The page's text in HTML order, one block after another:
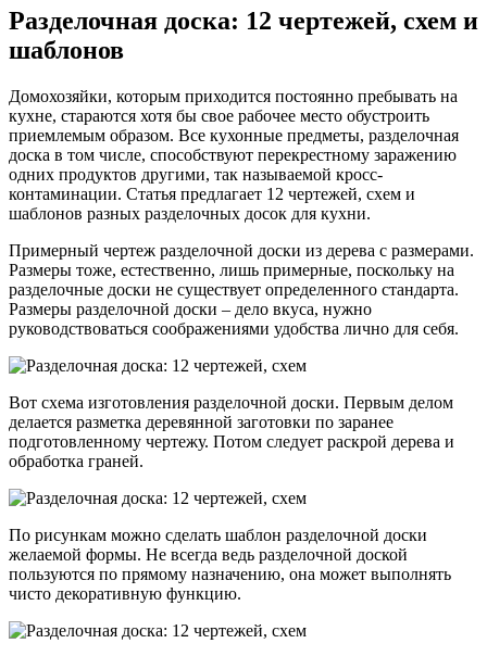
Разделочная доска: 12 чертежей, схем и
шаблонов
Домохозяйки, которым приходится постоянно пребывать на
кухне, стараются хотя бы свое рабочее место обустроить
приемлемым образом. Все кухонные предметы, разделочная
доска в том числе, способствуют перекрестному заражению
одних продуктов другими, так называемой кросс-
контаминации. Статья предлагает 12 чертежей, схем и
шаблонов разных разделочных досок для кухни.
Примерный чертеж разделочной доски из дерева с размерами.
Размеры тоже, естественно, лишь примерные, поскольку на
разделочные доски не существует определенного стандарта.
Размеры разделочной доски – дело вкуса, нужно
руководствоваться соображениями удобства лично для себя.
Вот схема изготовления разделочной доски. Первым делом
делается разметка деревянной заготовки по заранее
подготовленному чертежу. Потом следует раскрой дерева и
обработка граней.
По рисункам можно сделать шаблон разделочной доски
желаемой формы. Не всегда ведь разделочной доской
пользуются по прямому назначению, она может выполнять
чисто декоративную функцию.